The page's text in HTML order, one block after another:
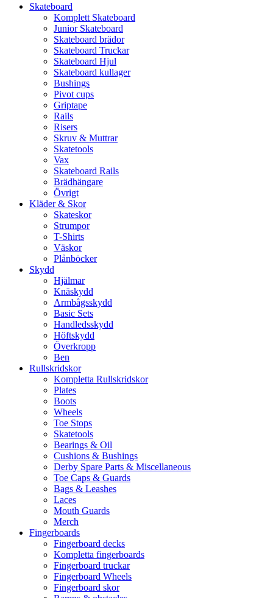
Skateboard
Komplett Skateboard
Junior Skateboard
Skateboard brädor
Skateboard Truckar
Skateboard Hjul
Skateboard kullager
Bushings
Pivot cups
Griptape
Rails
Risers
Skruv & Muttrar
Skatetools
Vax
Skateboard Rails
Brädhängare
Övrigt
Kläder & Skor
Skateskor
Strumpor
T-Shirts
Väskor
Plånböcker
Skydd
Hjälmar
Knäskydd
Armbågsskydd
Basic Sets
Handledsskydd
Höftskydd
Överkropp
Ben
Rullskridskor
Kompletta Rullskridskor
Plates
Boots
Wheels
Toe Stops
Skatetools
Bearings & Oil
Cushions & Bushings
Derby Spare Parts & Miscellaneous
Toe Caps & Guards
Bags & Leashes
Laces
Mouth Guards
Merch
Fingerboards
Fingerboard decks
Kompletta fingerboards
Fingerboard truckar
Fingerboard Wheels
Fingerboard skor